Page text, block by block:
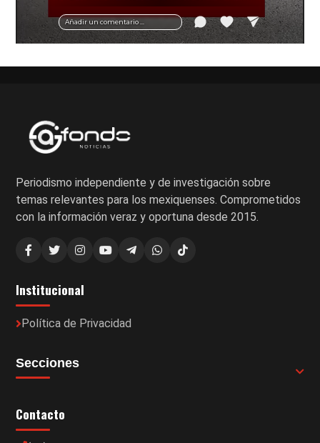
Añadir un comentario ...
vial y recomendaciones para motociclistas.
Periodismo independiente y de investigación sobre
temas relevantes para los mexiquenses. Comprometidos
con la información veraz y oportuna desde 2015.
Institucional
Política de Privacidad
Secciones
Contacto